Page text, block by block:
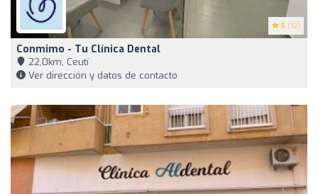
5 (12)
Conmimo - Tu Clínica Dental
22,0km, Ceutí
Ver dirección y datos de contacto